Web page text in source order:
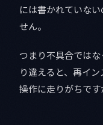
には書かれていな
せん。
つまり不具合では
り違えると、再イ
操作に走りがちです